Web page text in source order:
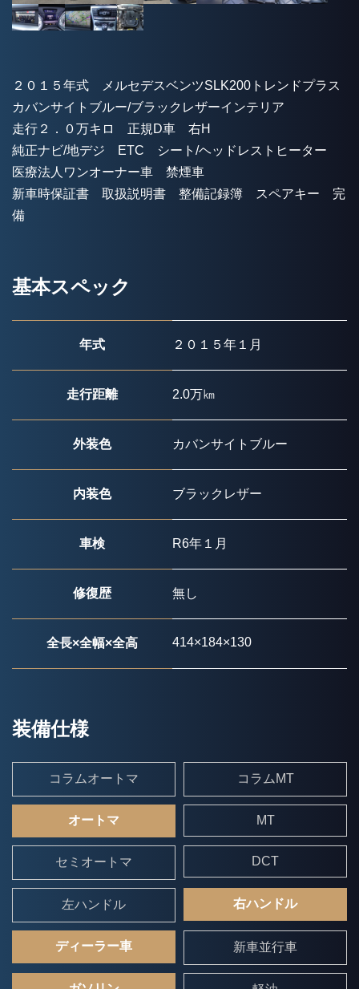
２０１５年式 メルセデスベンツSLK200トレンドプラス
カバンサイトブルー/ブラックレザーインテリア
走行２．０万キロ 正規D車 右H
純正ナビ/地デジ ETC シート/ヘッドレストヒーター
医療法人ワンオーナー車 禁煙車
新車時保証書 取扱説明書 整備記録簿 スペアキー 完
備
基本スペック
年式 ２０１５年１月
走行距離 2.0万㎞
外装色 カバンサイトブルー
内装色 ブラックレザー
車検 R6年１月
修復歴 無し
全長×全幅×全高 414×184×130
装備仕様
コラムオートマ コラムMT
オートマ MT
セミオートマ DCT
左ハンドル 右ハンドル
ディーラー車 新車並行車